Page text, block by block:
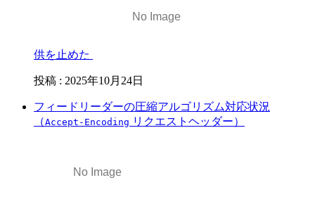
供を止めた
投稿 : 2025年10月24日
フィードリーダーの圧縮アルゴリズム対応状況
（Accept-Encoding リクエストヘッダー）